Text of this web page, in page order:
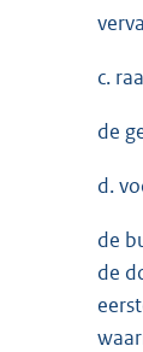
c.
de
d.
de
de